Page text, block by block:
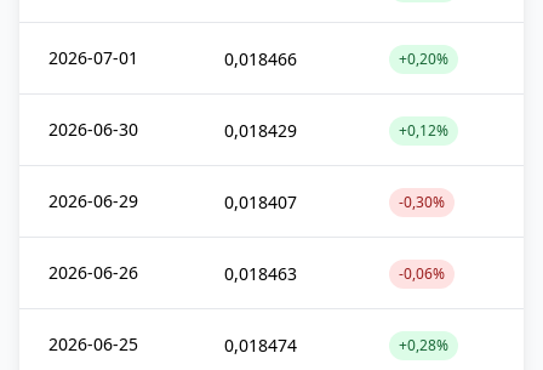
2026-07-01 0,018466 +0,20%
2026-06-30 0,018429 +0,12%
2026-06-29 0,018407 -0,30%
2026-06-26 0,018463 -0,06%
2026-06-25 0,018474 +0,28%